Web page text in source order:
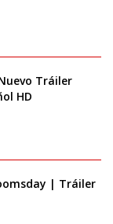
Tráiler
HD
| Tráiler